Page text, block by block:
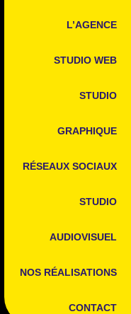
L’AGENCE
STUDIO WEB
STUDIO
GRAPHIQUE
RÉSEAUX SOCIAUX
STUDIO
AUDIOVISUEL
NOS RÉALISATIONS
CONTACT